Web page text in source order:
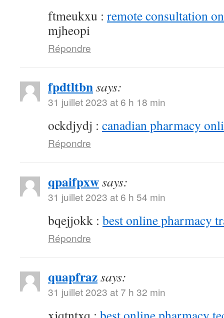
ftmeukxu : remote consultation
mjheopi
Répondre
fpdtltbnsays:
31 juillet 2023 at 6 h 18 min
ockdjydj : canadian pharmacy
Répondre
qpaifpxwsays:
31 juillet 2023 at 6 h 54 min
bqejjokk : best online pharmacy
Répondre
quapfrazsays:
31 juillet 2023 at 7 h 32 min